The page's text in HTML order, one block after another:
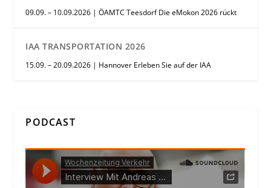
09.09. – 10.09.2026 | ÖAMTC Teesdorf Die eMokon 2026 rückt
IAA TRANSPORTATION 2026
15.09. – 20.09.2026 | Hannover Erleben Sie auf der IAA
PODCAST